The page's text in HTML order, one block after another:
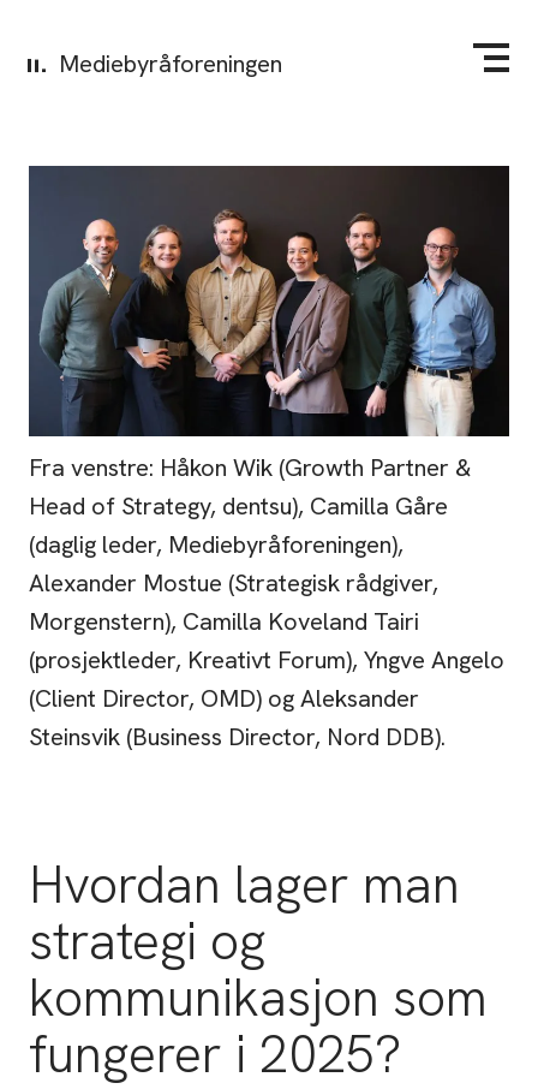
Mediebyråforeningen
Fra venstre: Håkon Wik (Growth Partner &
Head of Strategy, dentsu), Camilla Gåre
(daglig leder, Mediebyråforeningen),
Alexander Mostue (Strategisk rådgiver,
Morgenstern), Camilla Koveland Tairi
(prosjektleder, Kreativt Forum), Yngve Angelo
(Client Director, OMD) og Aleksander
Steinsvik (Business Director, Nord DDB).
Hvordan lager man
strategi og
kommunikasjon som
fungerer i 2025?